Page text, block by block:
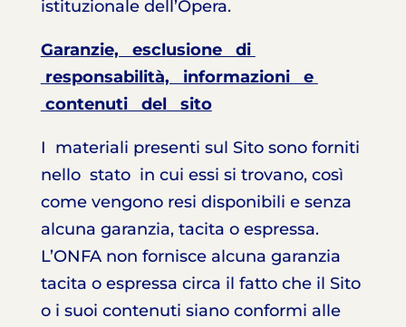
istituzionale dell’Opera.
Garanzie, esclusione di
responsabilità, informazioni e
contenuti del sito
I materiali presenti sul Sito sono forniti
nello stato in cui essi si trovano, così
come vengono resi disponibili e senza
alcuna garanzia, tacita o espressa.
L’ONFA non fornisce alcuna garanzia
tacita o espressa circa il fatto che il Sito
o i suoi contenuti siano conformi alle